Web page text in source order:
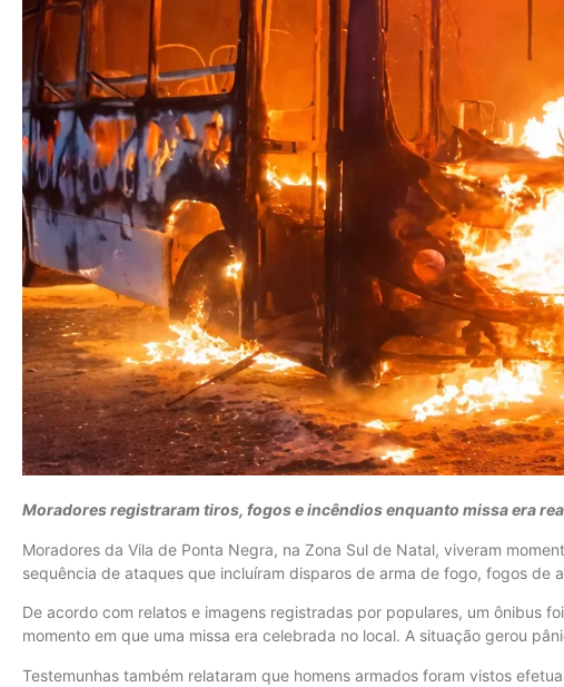
Moradores registraram tiros, fogos e incêndios enquanto missa era
Moradores da Vila de Ponta Negra, na Zona Sul de Natal, viveram
sequência de ataques que incluíram disparos de arma de fogo, fogos de
De acordo com relatos e imagens registradas por populares, um ônibus
momento em que uma missa era celebrada no local. A situação gerou
Testemunhas também relataram que homens armados foram vistos